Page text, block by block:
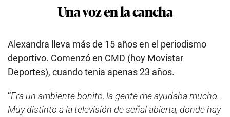
Una voz en la cancha
Alexandra lleva más de 15 años en el periodismo
deportivo. Comenzó en CMD (hoy Movistar
Deportes), cuando tenía apenas 23 años.
“Era un ambiente bonito, la gente me ayudaba mucho.
Muy distinto a la televisión de señal abierta, donde hay